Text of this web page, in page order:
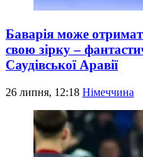
Баварія може
свою зірку –
Саудівської Аравії
26 липня, 12:18 Німеччина